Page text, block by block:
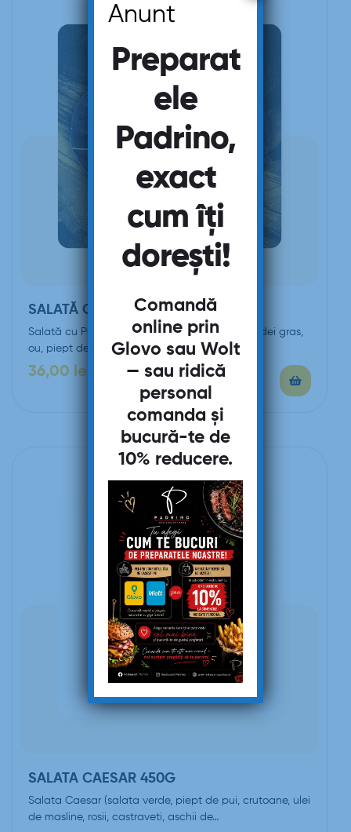
SALATĂ CU PUI 400G
Salată cu Pui (salată verde, roşii, castraveţi, ardei gras,
ou, piept de pui, dressing)
36,00 lei
SALATA CAESAR 450G
Salata Caesar (salata verde, piept de pui, crutoane, ulei
de masline, rosii, castraveti, aschii de…
Anunt
Preparat
ele
Padrino,
exact
cum îți
dorești!
Comandă
online prin
Glovo sau Wolt
— sau ridică
personal
comanda și
bucură-te de
10% reducere.